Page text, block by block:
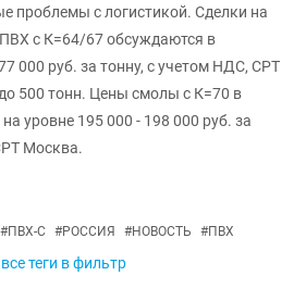
проблемы с логистикой. Сделки на
с К=64/67 обсуждаются в
000 руб. за тонну, с учетом НДС, СРТ
500 тонн. Цены смолы с К=70 в
уровне 195 000 - 198 000 руб. за
Москва.
#ПВХ-С #РОССИЯ #НОВОСТЬ #ПВХ
теги в фильтр